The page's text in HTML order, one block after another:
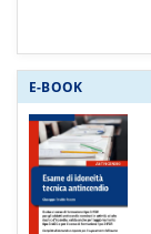
E-BOOK